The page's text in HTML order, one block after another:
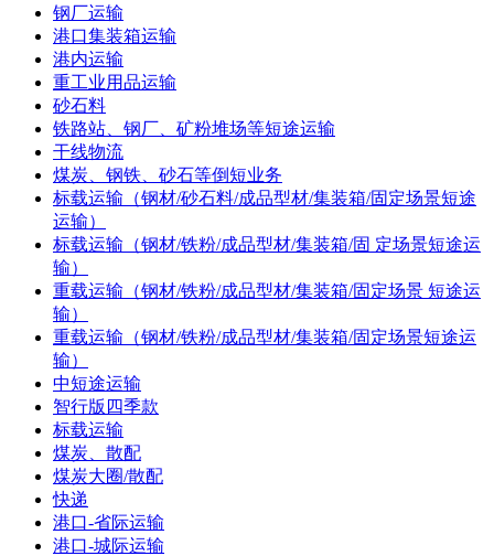
钢厂运输
港口集装箱运输
港内运输
重工业用品运输
砂石料
铁路站、钢厂、矿粉堆场等短途运输
干线物流
煤炭、钢铁、砂石等倒短业务
标载运输（钢材/砂石料/成品型材/集装箱/固定场景短途
运输）
标载运输（钢材/铁粉/成品型材/集装箱/固 定场景短途运
输）
重载运输（钢材/铁粉/成品型材/集装箱/固定场景 短途运
输）
重载运输（钢材/铁粉/成品型材/集装箱/固定场景短途运
输）
中短途运输
智行版四季款
标载运输
煤炭、散配
煤炭大圈/散配
快递
港口-省际运输
港口-城际运输